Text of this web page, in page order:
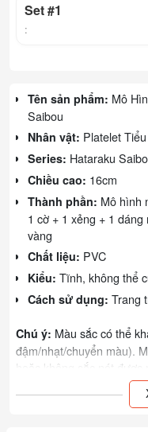
Set #1
:
Tên sản phẩm: Mô
Saibou
Nhân vật: Platelet
Series: Hataraku
Chiều cao: 16cm
Thành phần: Mô hình
1 cờ + 1 xẻng + 1
vàng
Chất liệu: PVC
Kiểu: Tĩnh, không thể
Cách sử dụng: Trang
Chú ý: Màu sắc có thể
đậm/nhạt/chuyển màu).
hoặc không sắc nét được
thường trong quá trình
tra hàng giúp bạn nếu